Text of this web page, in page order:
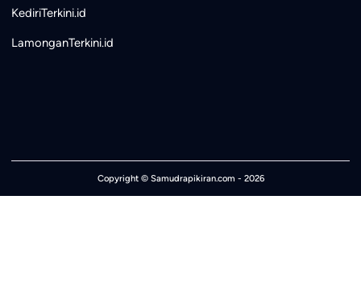
KediriTerkini.id
LamonganTerkini.id
Copyright © Samudrapikiran.com - 2026